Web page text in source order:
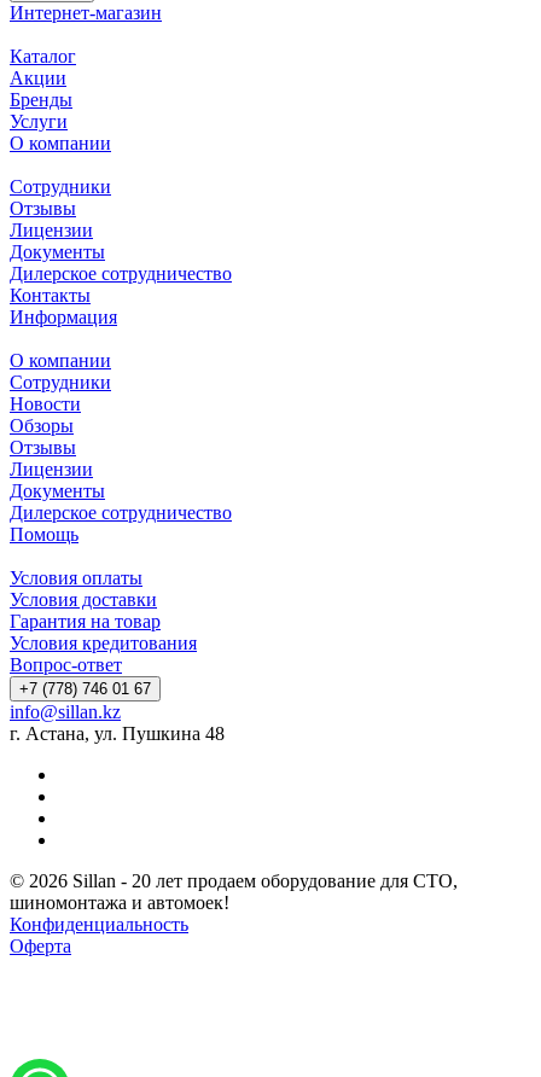
Интернет-магазин
Каталог
Акции
Бренды
Услуги
О компании
Сотрудники
Отзывы
Лицензии
Документы
Дилерское сотрудничество
Контакты
Информация
О компании
Сотрудники
Новости
Обзоры
Отзывы
Лицензии
Документы
Дилерское сотрудничество
Помощь
Условия оплаты
Условия доставки
Гарантия на товар
Условия кредитования
Вопрос-ответ
+7 (778) 746 01 67
info@sillan.kz
г. Астана, ул. Пушкина 48
© 2026 Sillan - 20 лет продаем оборудование для СТО,
шиномонтажа и автомоек!
Конфиденциальность
Оферта